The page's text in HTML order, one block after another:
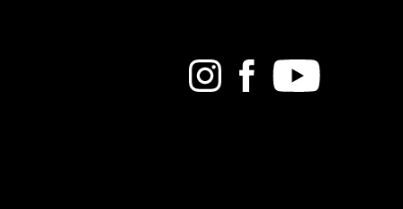
BandcampInstagramFacebook
Youtube